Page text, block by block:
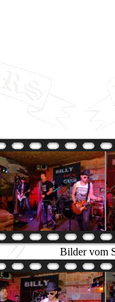
Bilder vom